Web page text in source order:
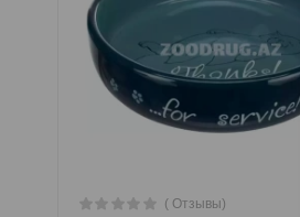
Страна производитель: Китай.
( Отзывы)